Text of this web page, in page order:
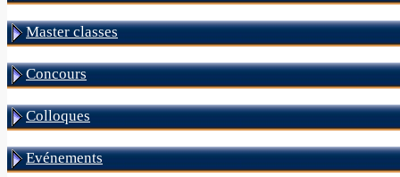
Master classes
Concours
Colloques
Evénements